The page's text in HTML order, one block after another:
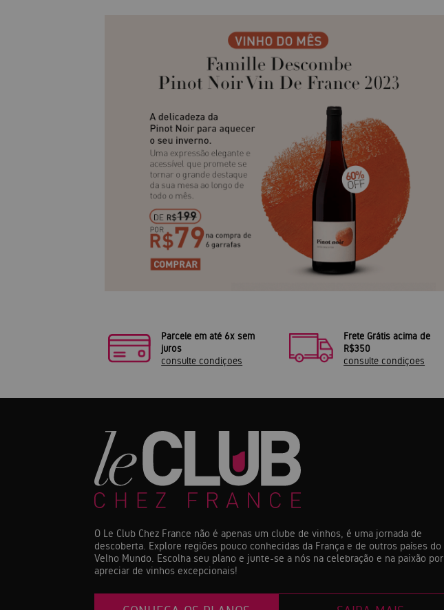
Parcele em até 6x sem
juros
consulte condiçoes
Frete Grátis acima de
R$350
consulte condiçoes
O Le Club Chez France não é apenas um clube de vinhos, é uma jornada de
descoberta. Explore regiões pouco conhecidas da França e de outros países do
Velho Mundo. Escolha seu plano e junte-se a nós na celebração e na paixão por
apreciar de vinhos excepcionais!